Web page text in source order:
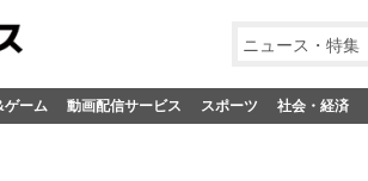
ニュース・特集
ゲーム 動画配信サービス スポーツ 社会・経済